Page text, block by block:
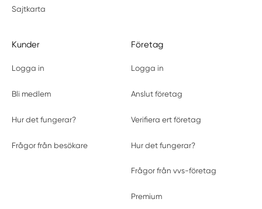
Sajtkarta
Kunder
Logga in
Bli medlem
Hur det fungerar?
Frågor från besökare
Företag
Logga in
Anslut företag
Verifiera ert företag
Hur det fungerar?
Frågor från vvs-företag
Premium